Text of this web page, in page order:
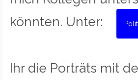
könnten. Unter:
Ihr die Porträts mit